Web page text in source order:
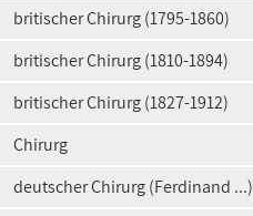
britischer Chirurg (1795-1860)
britischer Chirurg (1810-1894)
britischer Chirurg (1827-1912)
Chirurg
deutscher Chirurg (Ferdinand ...)